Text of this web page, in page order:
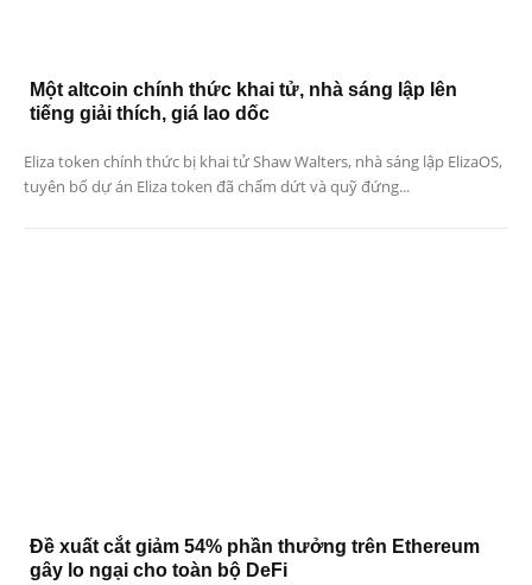
Một altcoin chính thức khai tử, nhà sáng lập lên
tiếng giải thích, giá lao dốc
Eliza token chính thức bị khai tử Shaw Walters, nhà sáng lập ElizaOS,
tuyên bố dự án Eliza token đã chấm dứt và quỹ đứng...
Đề xuất cắt giảm 54% phần thưởng trên Ethereum
gây lo ngại cho toàn bộ DeFi